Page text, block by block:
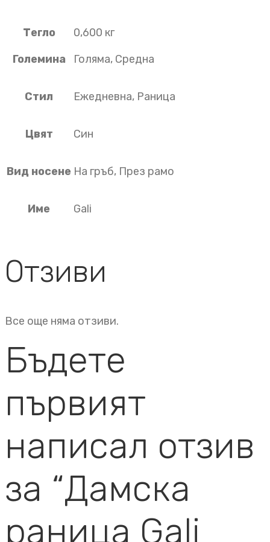
Тегло
0,600 кг
Големина
Голяма, Средна
Стил Ежедневна, Раница
Цвят Син
Вид носене На гръб, През рамо
Име Gali
Отзиви
Все още няма отзиви.
Бъдете
първият
написал отзив
за “Дамска
раница Gali